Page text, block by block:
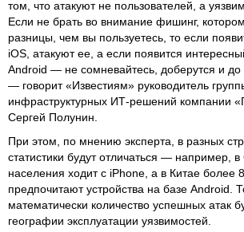
том, что атакуют не пользователей, а
Если не брать во внимание фишинг,
разницы, чем вы пользуетесь, то если
iOS, атакуют ее, а если появится
Android — не сомневайтесь, доберутся и до
— говорит «Известиям» руководитель
инфраструктурных ИТ-решений компании
Сергей Полунин.
При этом, по мнению эксперта, в разных
статистики будут отличаться — например,
населения ходит с iPhone, а в Китае более
предпочитают устройства на базе Android.
математически количество успешных атак
географии эксплуатации уязвимостей.